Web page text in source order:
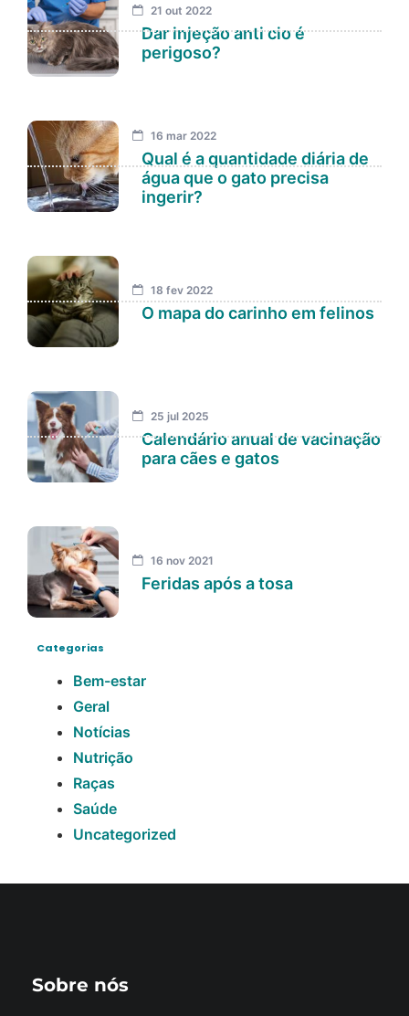
21 out 2022
Dar injeção anti cio é
perigoso?
16 mar 2022
Qual é a quantidade diária de
água que o gato precisa
ingerir?
18 fev 2022
O mapa do carinho em felinos
25 jul 2025
Calendário anual de vacinação
para cães e gatos
16 nov 2021
Feridas após a tosa
Categorias
Bem-estar
Geral
Notícias
Nutrição
Raças
Saúde
Uncategorized
Sobre nós